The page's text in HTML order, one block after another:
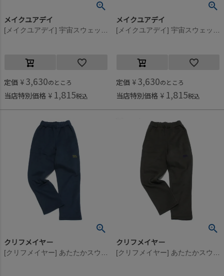
メイクユアデイ
定価 ¥ 3,630のところ
当店特別価格 ¥ 1,815税込
メイクユアデイ
定価 ¥ 3,630のところ
当店特別価格 ¥ 1,815税込
クリフメイヤー クリフメイヤー